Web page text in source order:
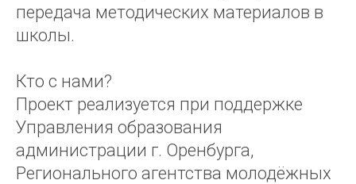
передача методических материалов в
школы.
Кто с нами?
Проект реализуется при поддержке
Управления образования
администрации г. Оренбурга,
Регионального агентства молодёжных